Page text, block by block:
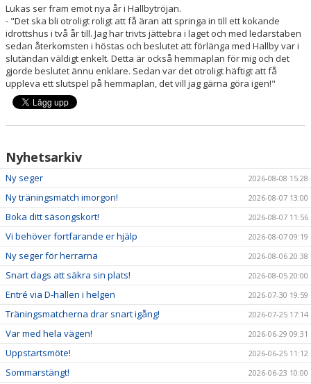
NYHETER
KALENDER
HEMMAVINSTEN
KLUBBSHOP
BILDGALLERI
Lukas ser fram emot nya år i Hallbytröjan.
- "Det ska bli otroligt roligt att få äran att springa in till ett kokande
idrottshus i två år till. Jag har trivts jättebra i laget och med ledarstaben
sedan återkomsten i höstas och beslutet att förlänga med Hallby var i
slutändan väldigt enkelt. Detta är också hemmaplan för mig och det
gjorde beslutet ännu enklare. Sedan var det otroligt häftigt att få
uppleva ett slutspel på hemmaplan, det vill jag gärna göra igen!"
Nyhetsarkiv
Ny seger 2026-08-08 15:28
Ny träningsmatch imorgon! 2026-08-07 13:00
Boka ditt säsongskort! 2026-08-07 11:56
Vi behöver fortfarande er hjälp 2026-08-07 09:19
Ny seger för herrarna 2026-08-06 20:38
Snart dags att säkra sin plats! 2026-08-05 20:00
Entré via D-hallen i helgen 2026-07-30 19:59
Träningsmatcherna drar snart igång! 2026-07-25 17:14
Var med hela vägen! 2026-06-29 09:31
Uppstartsmöte! 2026-06-25 11:12
Sommarstängt! 2026-06-23 10:00